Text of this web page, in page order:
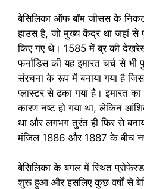
बेसिलिका ऑफ बॉम जीसस के
हाउस है, जो मुख्य केंद्र था जहां से
किए गए थे। 1585 में ब्र की देखरेख
फर्नांडिस की यह इमारत चर्च से भी
संरचना के रूप में बनाया गया है
प्लास्टर से ढका गया है। इमारत
कारण नष्ट हो गया था, लेकिन
था और लगभग तुरंत ही फिर से
मंजिल 1886 और 1887 के बीच
बेसिलिका के बगल में स्थित
शुरू हुआ और इसलिए कुछ वर्षों से